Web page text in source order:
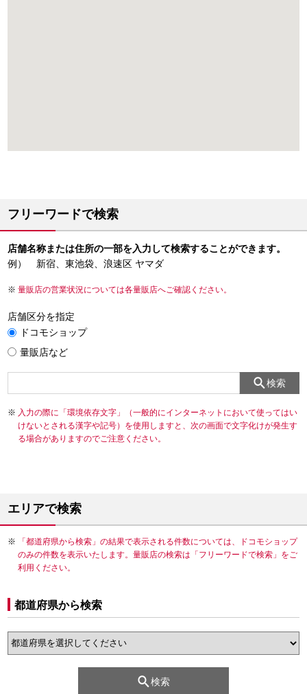
フリーワードで検索
店舗名称または住所の一部を入力して検索することができます。
例） 新宿、東池袋、浪速区 ヤマダ
量販店の営業状況については各量販店へご確認ください。
店舗区分を指定
ドコモショップ
量販店など
検索
入力の際に「環境依存文字」（一般的にインターネットにおいて使ってはい
けないとされる漢字や記号）を使用しますと、次の画面で文字化けが発生す
る場合がありますのでご注意ください。
エリアで検索
「都道府県から検索」の結果で表示される件数については、ドコモショップ
のみの件数を表示いたします。量販店の検索は「フリーワードで検索」をご
利用ください。
都道府県から検索
検索